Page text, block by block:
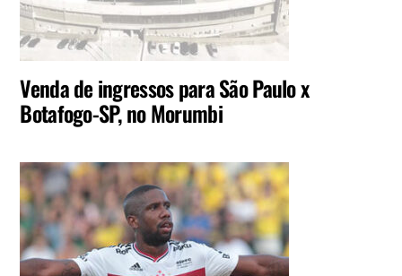
Venda de ingressos para São Paulo x
Botafogo-SP, no Morumbi